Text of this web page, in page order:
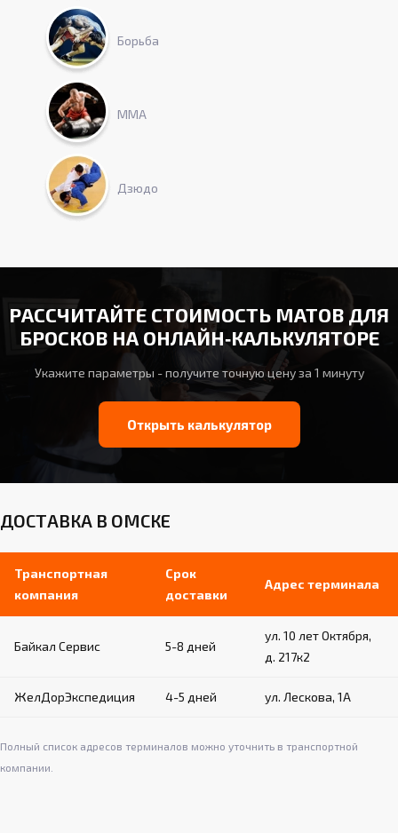
Борьба
ММА
Дзюдо
РАССЧИТАЙТЕ СТОИМОСТЬ МАТОВ ДЛЯ
БРОСКОВ НА ОНЛАЙН‑КАЛЬКУЛЯТОРЕ
Укажите параметры - получите точную цену за 1 минуту
Открыть калькулятор
ДОСТАВКА В ОМСКЕ
Транспортная
компания
Срок
доставки
Адрес терминала
Байкал Сервис 5-8 дней
ул. 10 лет Октября,
д. 217к2
ЖелДорЭкспедиция 4-5 дней ул. Лескова, 1А
Полный список адресов терминалов можно уточнить в транспортной
компании.